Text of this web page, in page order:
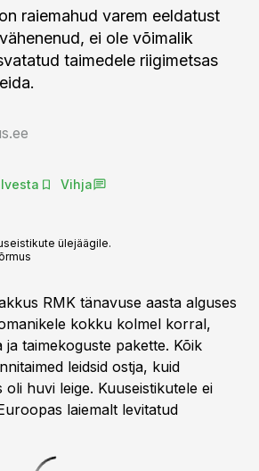
raiemahud varem eeldatust
ei ole võimalik
taimedele riigimetsas
Vihja
ülejäägile.
RMK tänavuse aasta alguses
kokku kolmel korral,
ja taimekoguste pakette. Kõik
leidsid ostja, kuid
oli huvi leige. Kuuseistikutele ei
laiemalt levitatud